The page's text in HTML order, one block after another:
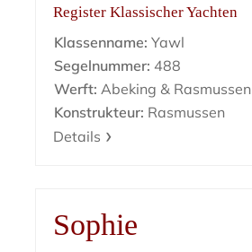
Register Klassischer Yachten
Klassenname: Yawl
Segelnummer: 488
Werft: Abeking & Rasmussen
Konstrukteur: Rasmussen
Details
Sophie